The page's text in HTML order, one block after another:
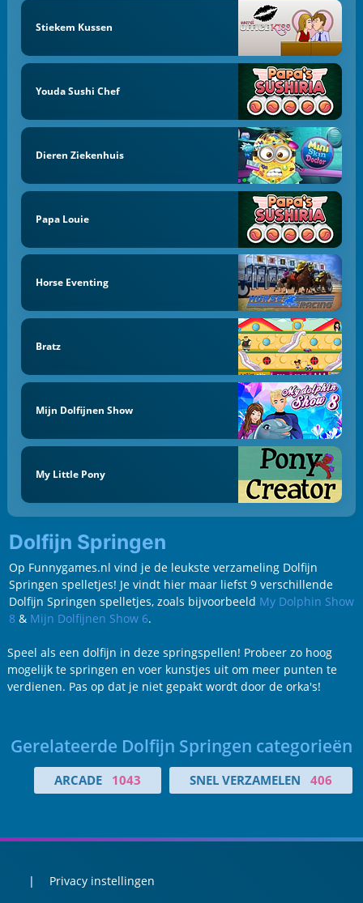
Stiekem Kussen
Youda Sushi Chef
Dieren Ziekenhuis
Papa Louie
Horse Eventing
Bratz
Mijn Dolfijnen Show
My Little Pony
Dolfijn Springen
Op Funnygames.nl vind je de leukste verzameling Dolfijn
Springen spelletjes! Je vindt hier maar liefst 9 verschillende
Dolfijn Springen spelletjes, zoals bijvoorbeeld My Dolphin Show
8 & Mijn Dolfijnen Show 6.
Speel als een dolfijn in deze springspellen! Probeer zo hoog
mogelijk te springen en voer kunstjes uit om meer punten te
verdienen. Pas op dat je niet gepakt wordt door de orka's!
Gerelateerde Dolfijn Springen categorieën
ARCADE 1043 SNEL VERZAMELEN 406
Privacy instellingen